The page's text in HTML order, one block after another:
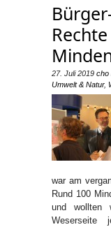
27. Juli 2019 cho
Umwelt & Natur,
war am
Rund 100
und wollten
Weserseite